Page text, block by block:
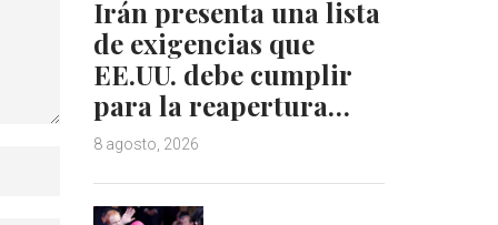
Irán presenta una lista
de exigencias que
EE.UU. debe cumplir
para la reapertura…
8 agosto, 2026